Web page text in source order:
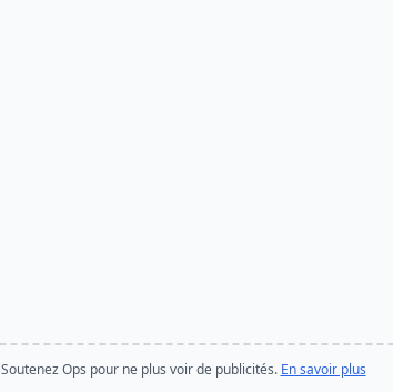
Soutenez Ops pour ne plus voir de publicités. En savoir plus